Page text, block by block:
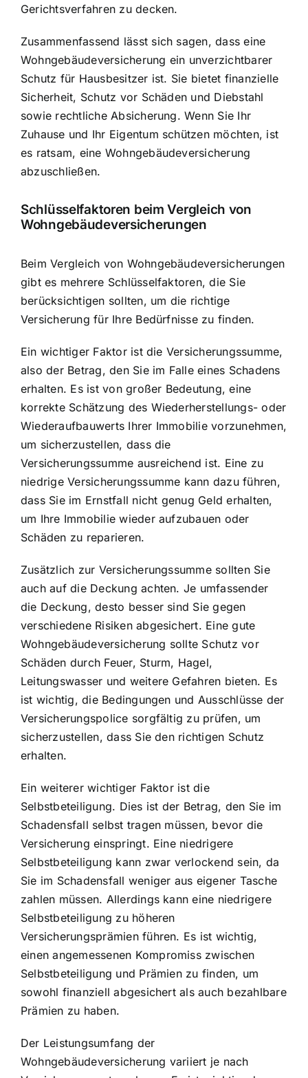
Gerichtsverfahren zu decken.
Zusammenfassend lässt sich sagen, dass eine
Wohngebäudeversicherung ein unverzichtbarer
Schutz für Hausbesitzer ist. Sie bietet finanzielle
Sicherheit, Schutz vor Schäden und Diebstahl
sowie rechtliche Absicherung. Wenn Sie Ihr
Zuhause und Ihr Eigentum schützen möchten, ist
es ratsam, eine Wohngebäudeversicherung
abzuschließen.
Schlüsselfaktoren beim Vergleich von
Wohngebäudeversicherungen
Beim Vergleich von Wohngebäudeversicherungen
gibt es mehrere Schlüsselfaktoren, die Sie
berücksichtigen sollten, um die richtige
Versicherung für Ihre Bedürfnisse zu finden.
Ein wichtiger Faktor ist die Versicherungssumme,
also der Betrag, den Sie im Falle eines Schadens
erhalten. Es ist von großer Bedeutung, eine
korrekte Schätzung des Wiederherstellungs- oder
Wiederaufbauwerts Ihrer Immobilie vorzunehmen,
um sicherzustellen, dass die
Versicherungssumme ausreichend ist. Eine zu
niedrige Versicherungssumme kann dazu führen,
dass Sie im Ernstfall nicht genug Geld erhalten,
um Ihre Immobilie wieder aufzubauen oder
Schäden zu reparieren.
Zusätzlich zur Versicherungssumme sollten Sie
auch auf die Deckung achten. Je umfassender
die Deckung, desto besser sind Sie gegen
verschiedene Risiken abgesichert. Eine gute
Wohngebäudeversicherung sollte Schutz vor
Schäden durch Feuer, Sturm, Hagel,
Leitungswasser und weitere Gefahren bieten. Es
ist wichtig, die Bedingungen und Ausschlüsse der
Versicherungspolice sorgfältig zu prüfen, um
sicherzustellen, dass Sie den richtigen Schutz
erhalten.
Ein weiterer wichtiger Faktor ist die
Selbstbeteiligung. Dies ist der Betrag, den Sie im
Schadensfall selbst tragen müssen, bevor die
Versicherung einspringt. Eine niedrigere
Selbstbeteiligung kann zwar verlockend sein, da
Sie im Schadensfall weniger aus eigener Tasche
zahlen müssen. Allerdings kann eine niedrigere
Selbstbeteiligung zu höheren
Versicherungsprämien führen. Es ist wichtig,
einen angemessenen Kompromiss zwischen
Selbstbeteiligung und Prämien zu finden, um
sowohl finanziell abgesichert als auch bezahlbare
Prämien zu haben.
Der Leistungsumfang der
Wohngebäudeversicherung variiert je nach